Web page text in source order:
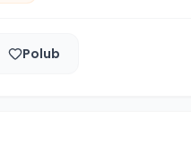
Polub